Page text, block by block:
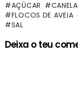
AÇÚCAR CANELA
FLOCOS DE AVEIA
SAL
Deixa o teu